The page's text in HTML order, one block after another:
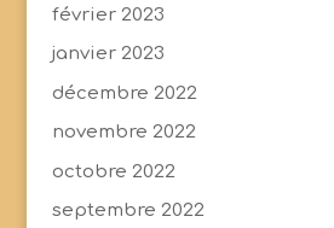
février 2023
janvier 2023
décembre 2022
novembre 2022
octobre 2022
septembre 2022